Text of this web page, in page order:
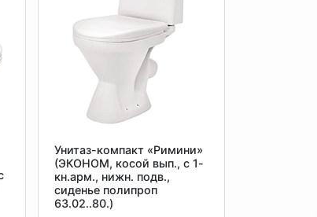
Унитаз-компакт «Римини»
(ЭКОНОМ, косой вып., с 1-
кн.арм., нижн. подв.,
сиденье полипроп
63.02..80.)